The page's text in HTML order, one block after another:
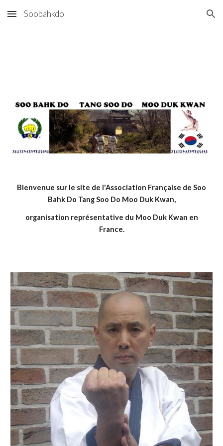
Skip to main content Skip to navigation
Soobahkdo
Bienvenue sur le site de l'Association Française de Soo
Bahk Do Tang Soo Do Moo Duk Kwan,
organisation représentative du Moo Duk Kwan en
France.